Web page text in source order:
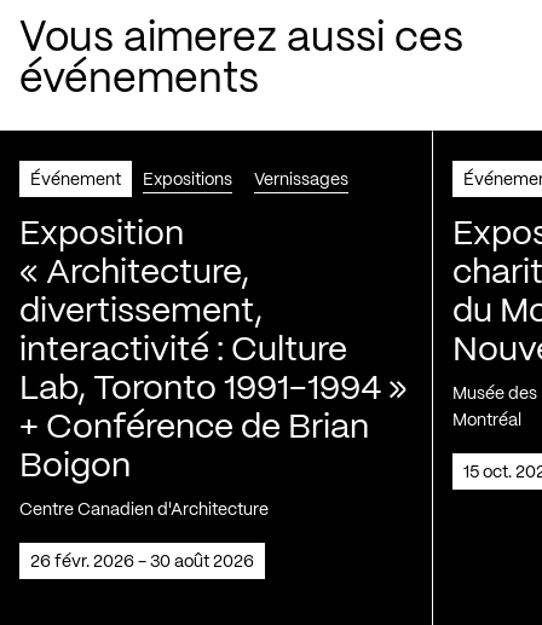
Vous aimerez aussi ces
événements
Événement Expositions Vernissages
Exposition
« Architecture,
divertissement,
interactivité : Culture
Lab, Toronto 1991-1994 »
+ Conférence de Brian
Boigon
Centre Canadien d'Architecture
26 févr. 2026 - 30 août 2026
du
Musée
Montréal
15 oct.